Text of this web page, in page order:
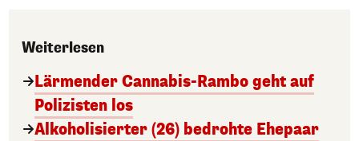
Weiterlesen
Lärmender Cannabis-Rambo geht auf
Polizisten los
Alkoholisierter (26) bedrohte Ehepaar